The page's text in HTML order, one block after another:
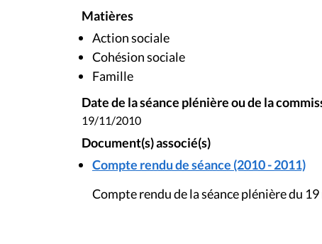
Matières
Action sociale
Cohésion sociale
Famille
Date de la séance plénière ou de la
19/11/2010
Document(s) associé(s)
Compte rendu de séance (2010 - 2011)
Compte rendu de la séance plénière du